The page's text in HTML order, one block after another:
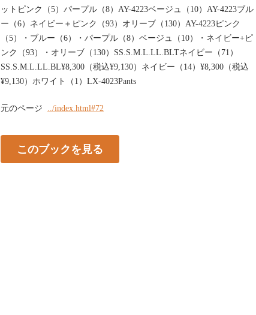
ットピンク（5）パープル（8）AY-4223ベージュ（10）AY-4223ブル
ー（6）ネイビー＋ピンク（93）オリーブ（130）AY-4223ピンク
（5）・ブルー（6）・パープル（8）ベージュ（10）・ネイビー+ピ
ンク（93）・オリーブ（130）SS.S.M.L.LL.BLTネイビー（71）
SS.S.M.L.LL.BL¥8,300（税込¥9,130）ネイビー（14）¥8,300（税込
¥9,130）ホワイト（1）LX-4023Pants
元のページ ../index.html#72
このブックを見る